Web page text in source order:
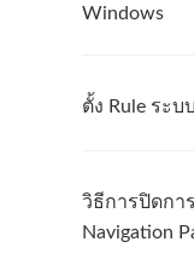
Windows
ตั้ง Rule ระ
วิธีการปิดกา
Navigation